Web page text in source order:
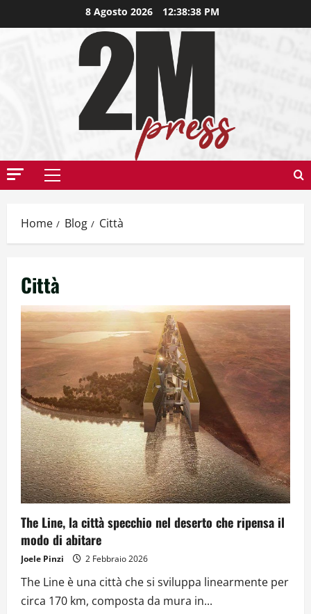
8 Agosto 2026 12:38:39 PM
Home Blog Città
Città
The Line, la città specchio nel deserto che ripensa il
modo di abitare
Joele Pinzi 2 Febbraio 2026
The Line è una città che si sviluppa linearmente per
circa 170 km, composta da mura in...